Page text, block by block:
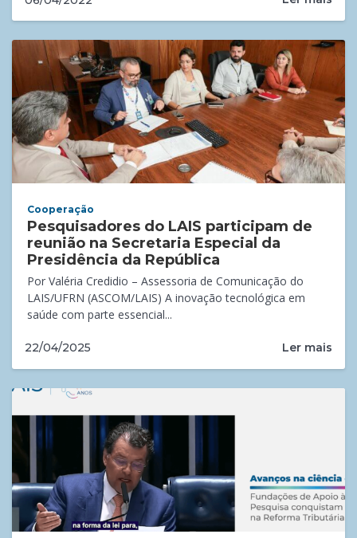
Cooperação
Pesquisadores do LAIS participam de
reunião na Secretaria Especial da
Presidência da República
Por Valéria Credidio – Assessoria de Comunicação do
LAIS/UFRN (ASCOM/LAIS) A inovação tecnológica em
saúde com parte essencial...
22/04/2025 Ler mais